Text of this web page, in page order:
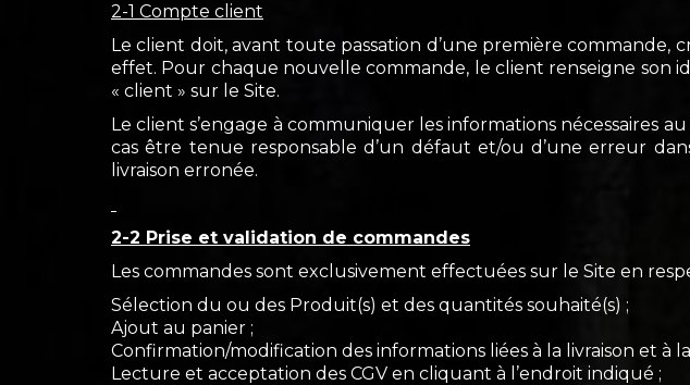
2-1 Compte client
Le client doit, avant toute passation d’une première commande,
effet. Pour chaque nouvelle commande, le client renseigne son
« client » sur le Site.
Le client s’engage à communiquer les informations nécessaires
cas être tenue responsable d’un défaut et/ou d’une erreur
livraison erronée.
2-2 Prise et validation de commandes
Les commandes sont exclusivement effectuées sur le Site en
Sélection du ou des Produit(s) et des quantités souhaité(s) ;
Ajout au panier ;
Confirmation/modification des informations liées à la livraison et à
Lecture et acceptation des CGV en cliquant à l’endroit indiqué ;